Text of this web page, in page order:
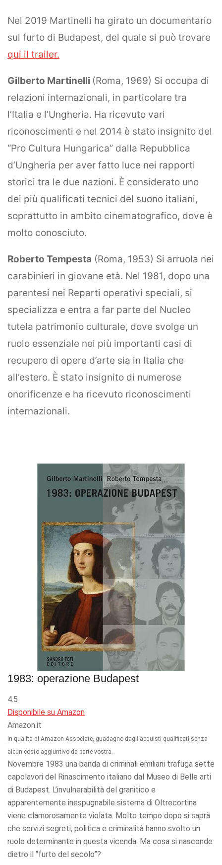
Nel 2019 Martinelli ha girato un documentario
sul furto di Budapest, del quale si può trovare
qui il trailer.
Gilberto Martinelli (Roma, 1969) Si occupa di
relazioni internazionali, in particolare tra
l’Italia e l’Ungheria. Ha ricevuto vari
riconoscimenti e nel 2014 è stato insignito del
“Pro Cultura Hungarica” dalla Repubblica
d’Ungheria per aver fatto luce nei rapporti
storici tra le due nazioni. È considerato uno
dei più qualificati tecnici del suono italiani,
soprattutto in ambito cinematografico, dove è
molto conosciuto.
Roberto Tempesta (Roma, 1953) Si arruola nei
carabinieri in giovane età. Nel 1981, dopo una
parentesi nei Reparti operativi speciali, si
specializza e entra a far parte del Nucleo
tutela patrimonio culturale, dove svolge un
ruolo essenziale nei più importanti casi di
recupero di opere d’arte sia in Italia che
all’estero. È stato insignito di numerose
onorificenze e ha ricevuto riconoscimenti
internazionali.
1983: operazione Budapest
4.5
Disponibile su Amazon
Amazon.it
In qualità di Amazon Associate, guadagno dagli acquisti qualificati senza
alcun costo aggiuntivo da parte vostra.
Novembre 1983 una banda di criminali emiliani trafuga sette
capolavori del Rinascimento italiano dal Museo di Belle arti
di Budapest. L’invulnerabilità del granitico e
apparentemente inespugnabile sistema di Oltrecortina
viene clamorosamente violata. Molto tempo dopo si saprà
che servizi segreti, politica e criminalità hanno svolto un
ruolo determinante in questa vicenda. Ma cosa si nasconde
dietro il “furto del secolo”?